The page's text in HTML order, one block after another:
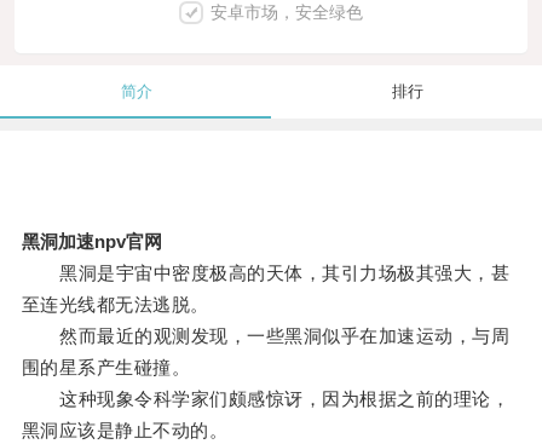
安卓市场，安全绿色
简介 排行
黑洞加速npv官网
黑洞是宇宙中密度极高的天体，其引力场极其强大，甚
至连光线都无法逃脱。
然而最近的观测发现，一些黑洞似乎在加速运动，与周
围的星系产生碰撞。
这种现象令科学家们颇感惊讶，因为根据之前的理论，
黑洞应该是静止不动的。